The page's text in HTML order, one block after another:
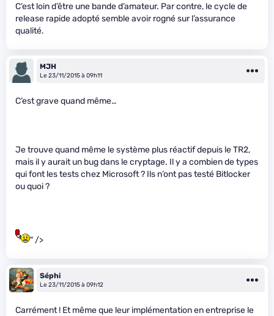
C’est loin d’être une bande d’amateur. Par contre, le cycle de
release rapide adopté semble avoir rogné sur l’assurance
qualité.
MJH
Le 23/11/2015 à 09h11
C’est grave quand même…
Je trouve quand même le système plus réactif depuis le TR2,
mais il y aurait un bug dans le cryptage. Il y a combien de types
qui font les tests chez Microsoft ? Ils n’ont pas testé Bitlocker
ou quoi ?
" />
Séphi
Le 23/11/2015 à 09h12
Carrément ! Et même que leur implémentation en entreprise le